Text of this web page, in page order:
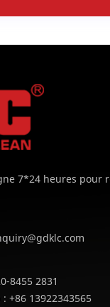
7*24 heures pour
8455 2831
+86 13922343565